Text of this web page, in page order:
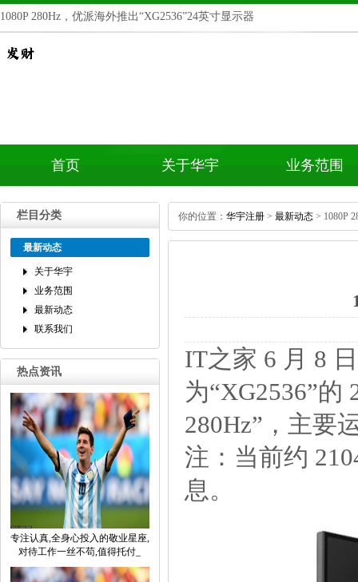
1080P280Hz，优派海外推出“XG2536”24英寸显示器
首页 关于华宇 业务范围
栏目分类
最新动态
关于华宇
业务范围
最新动态
联系我们
热点资讯
专注认真,全身心投入的敬业星座,
对待工作一丝不苟,值得托付_
你的位置： 华宇注册 > 最新动态
IT之家6月8日
为“XG2536”
280Hz”，主要
注：当前约
息。